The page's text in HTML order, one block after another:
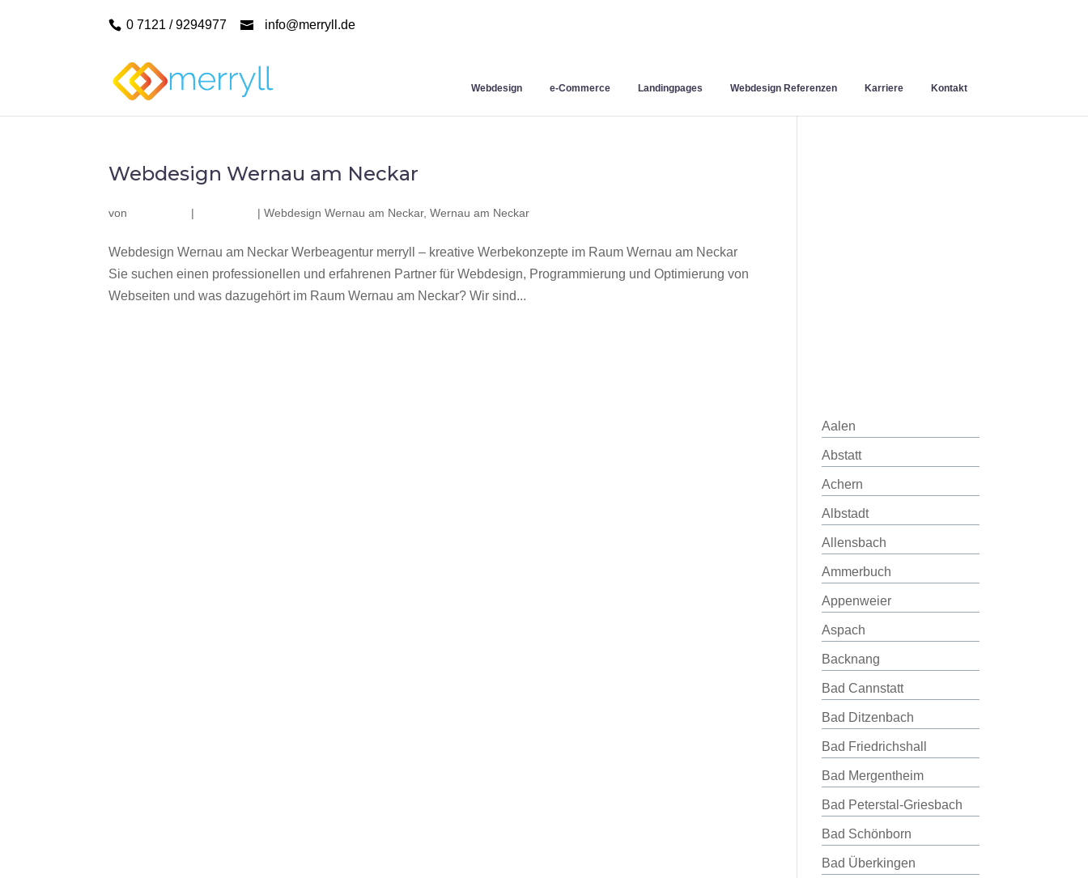
0 7121 / 9294977 info@merryll.de
Webdesign e-Commerce Landingpages Webdesign Referenzen Karriere Kontakt
Webdesign Wernau am Neckar
von | |Webdesign Wernau am Neckar,Wernau am Neckar
Webdesign Wernau am Neckar Werbeagentur merryll – kreative Werbekonzepte im Raum Wernau am Neckar
Sie suchen einen professionellen und erfahrenen Partner für Webdesign, Programmierung und Optimierung von
Webseiten und was dazugehört im Raum Wernau am Neckar? Wir sind...
Aalen
Abstatt
Achern
Albstadt
Allensbach
Ammerbuch
Appenweier
Aspach
Backnang
Bad Cannstatt
Bad Ditzenbach
Bad Friedrichshall
Bad Mergentheim
Bad Peterstal-Griesbach
Bad Schönborn
Bad Überkingen